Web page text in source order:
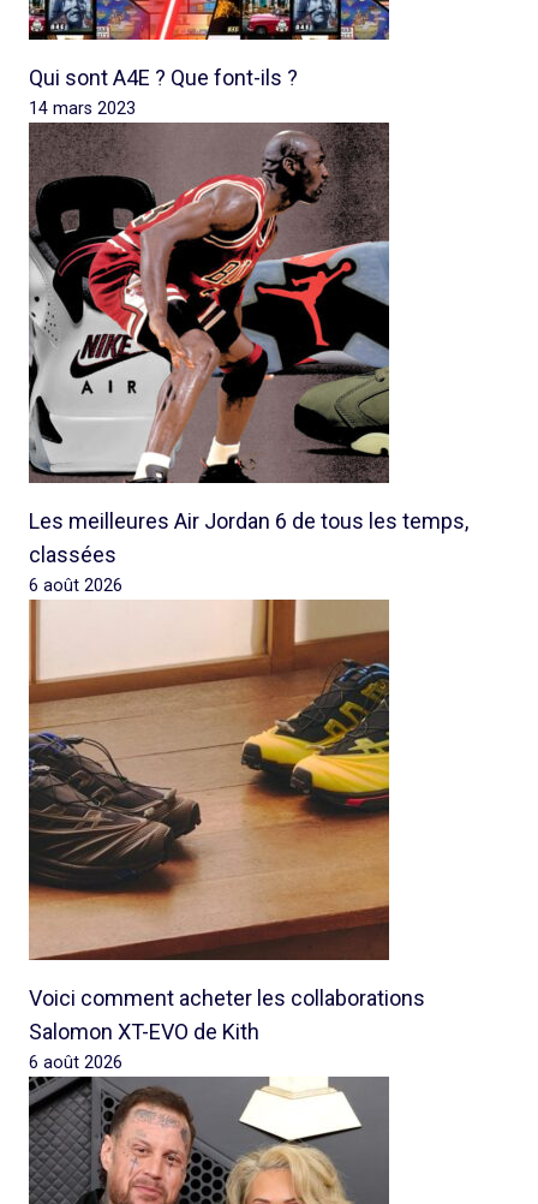
Qui sont A4E ? Que font-ils ?
14 mars 2023
Les meilleures Air Jordan 6 de tous les temps,
classées
6 août 2026
Voici comment acheter les collaborations
Salomon XT-EVO de Kith
6 août 2026